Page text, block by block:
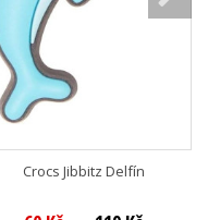
Crocs Jibbitz Delfín